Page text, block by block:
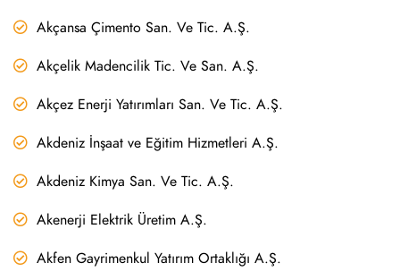
Akçansa Çimento San. Ve Tic. A.Ş.
Akçelik Madencilik Tic. Ve San. A.Ş.
Akçez Enerji Yatırımları San. Ve Tic. A.Ş.
Akdeniz İnşaat ve Eğitim Hizmetleri A.Ş.
Akdeniz Kimya San. Ve Tic. A.Ş.
Akenerji Elektrik Üretim A.Ş.
Akfen Gayrimenkul Yatırım Ortaklığı A.Ş.